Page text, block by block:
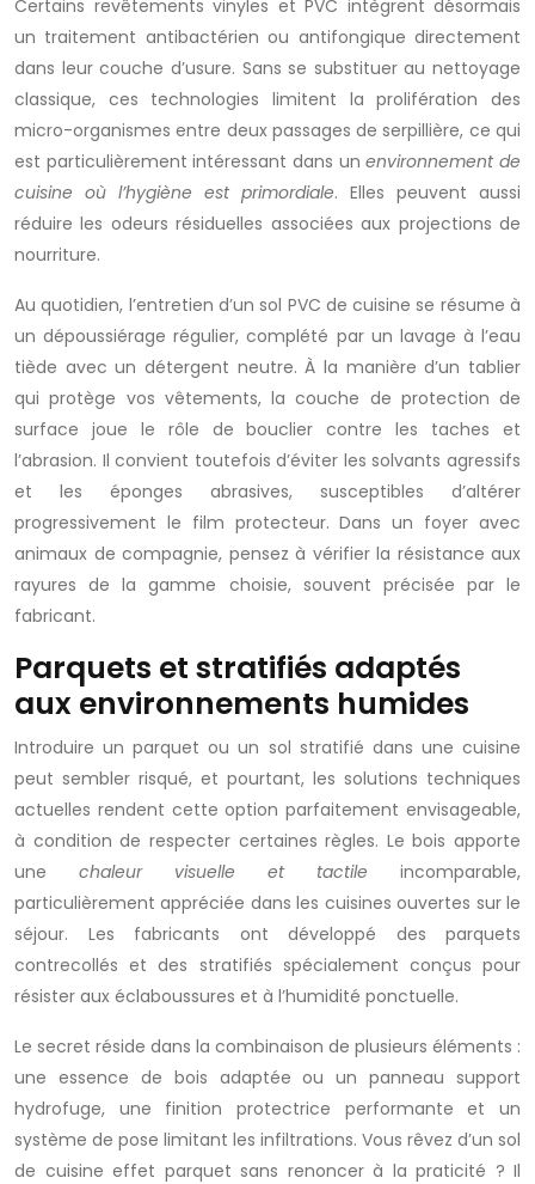
Certains revêtements vinyles et PVC intègrent désormais
un traitement antibactérien ou antifongique directement
dans leur couche d’usure. Sans se substituer au nettoyage
classique, ces technologies limitent la prolifération des
micro-organismes entre deux passages de serpillière, ce qui
est particulièrement intéressant dans unenvironnement de
cuisine où l’hygiène est primordiale. Elles peuvent aussi
réduire les odeurs résiduelles associées aux projections de
nourriture.
Au quotidien, l’entretien d’un sol PVC de cuisine se résume à
un dépoussiérage régulier, complété par un lavage à l’eau
tiède avec un détergent neutre. À la manière d’un tablier
qui protège vos vêtements, la couche de protection de
surface joue le rôle de bouclier contre les taches et
l’abrasion. Il convient toutefois d’éviter les solvants agressifs
et les éponges abrasives, susceptibles d’altérer
progressivement le film protecteur. Dans un foyer avec
animaux de compagnie, pensez à vérifier la résistance aux
rayures de la gamme choisie, souvent précisée par le
fabricant.
Parquets et stratifiés adaptés
aux environnements humides
Introduire un parquet ou un sol stratifié dans une cuisine
peut sembler risqué, et pourtant, les solutions techniques
actuelles rendent cette option parfaitement envisageable,
à condition de respecter certaines règles. Le bois apporte
une chaleur visuelle et tactile incomparable,
particulièrement appréciée dans les cuisines ouvertes sur le
séjour. Les fabricants ont développé des parquets
contrecollés et des stratifiés spécialement conçus pour
résister aux éclaboussures et à l’humidité ponctuelle.
Le secret réside dans la combinaison de plusieurs éléments :
une essence de bois adaptée ou un panneau support
hydrofuge, une finition protectrice performante et un
système de pose limitant les infiltrations. Vous rêvez d’un sol
de cuisine effet parquet sans renoncer à la praticité ? Il